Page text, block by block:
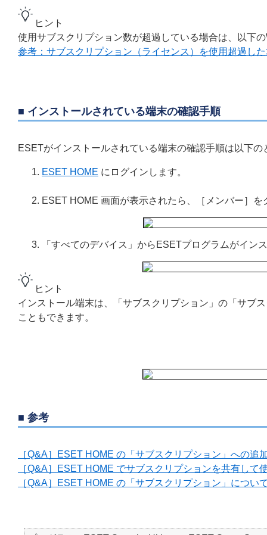
ヒント
使用サブスクリプション数が超過している場合は、以下
参考：サブスクリプション（ライセンス）を使用超過し
■ インストールされている端末の確認手順
ESETがインストールされている端末の確認手順は以下の
ESET HOME にログインします。
ESET HOME 画面が表示されたら、［メンバー］を
「すべてのデバイス」からESETプログラムがイ
ヒント
インストール端末は、「サブスクリプション」の「サブ
こともできます。
■ 参考
［Q&A］ESET HOME の「サブスクリプション」への追
［Q&A］ESET HOME でサブスクリプションを共有し
［Q&A］ESET HOME の「サブスクリプション」につい